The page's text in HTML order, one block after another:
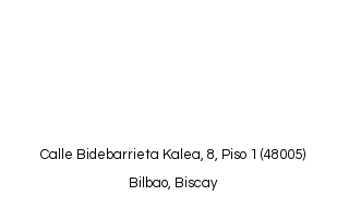
Calle Bidebarrieta Kalea, 8, Piso 1 (48005)
Bilbao, Biscay